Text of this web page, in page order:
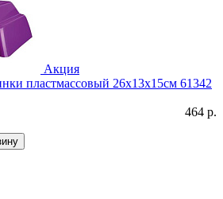
Акция
пластмассовый 26х13х15см 61342
464 р.